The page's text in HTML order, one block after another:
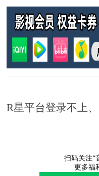
R星平台登录不上
扫码关注“
更多福